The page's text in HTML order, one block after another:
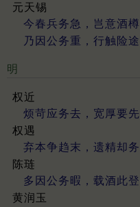
元天锡
今春兵务急，岂意酒樽
乃因公务重，行触险途
明
权近
烦苛应务去，宽厚要先
权遇
弃本争趋末，遗精却务
陈琏
多因公务暇，载酒此登
黄润玉